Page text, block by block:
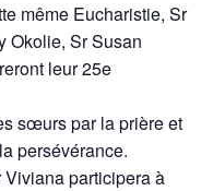
même Eucharistie, Sr
Okolie, Sr Susan
leur 25e
sœurs par la prière et
persévérance.
Viviana participera à